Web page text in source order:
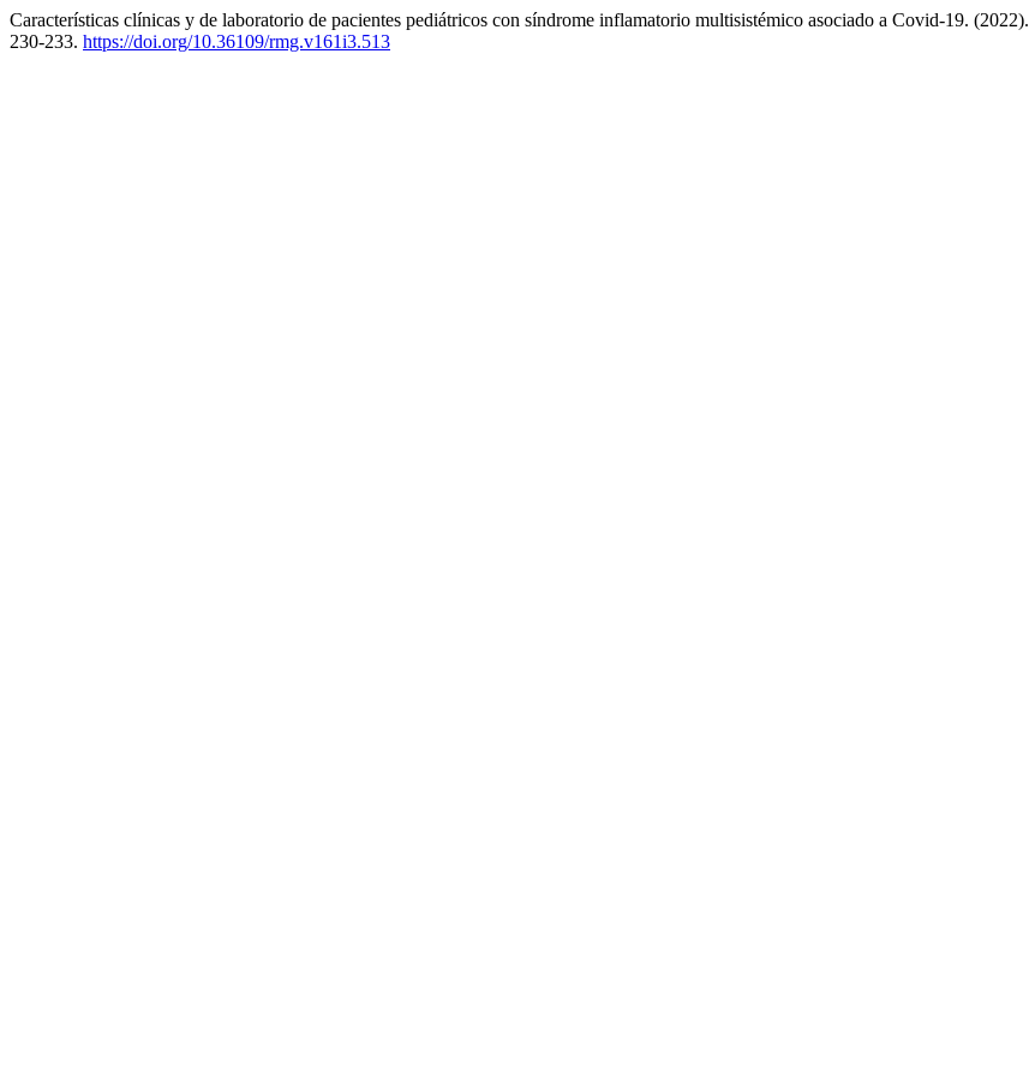
Características clínicas y de laboratorio de pacientes pediátricos con síndrome inflamatorio multisistémico asociado a Covid-19. (2022).
230-233. https://doi.org/10.36109/rmg.v161i3.513